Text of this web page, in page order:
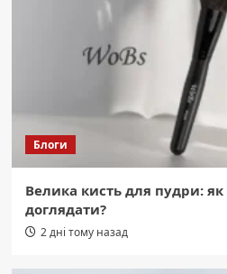
закінчилася
Жмеринські
патронатна
4
Вінниця б’є
Блоги
Велика кисть для пудри:
доглядати?
2 дні тому назад